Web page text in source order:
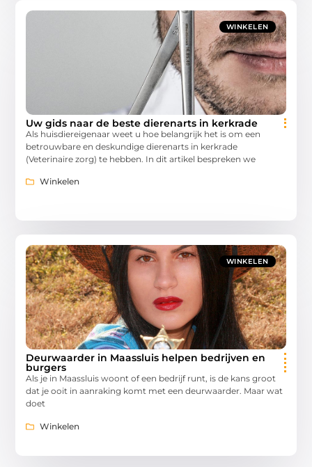
WINKELEN
Uw gids naar de beste dierenarts in kerkrade
Als huisdiereigenaar weet u hoe belangrijk het is om een
betrouwbare en deskundige dierenarts in kerkrade
(Veterinaire zorg) te hebben. In dit artikel bespreken we
Winkelen
WINKELEN
Deurwaarder in Maassluis helpen bedrijven en
burgers
Als je in Maassluis woont of een bedrijf runt, is de kans groot
dat je ooit in aanraking komt met een deurwaarder. Maar wat
doet
Winkelen